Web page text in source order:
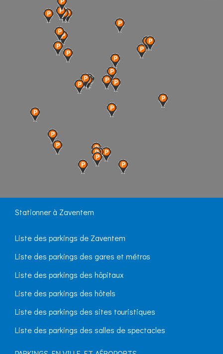
Stationner à Zaventem
Liste des parkings de Zaventem
Liste des parkings des gares et métros
Liste des parkings des hôpitaux
Liste des parkings des hôtels
Liste des parkings des sites touristiques
Liste des parkings des salles de spectacles